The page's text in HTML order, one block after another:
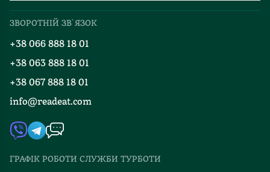
Добірки
Блог
Події
Книгарні
Контакти
Автори
Видавництва
Відгуки та оцінка RDT
ЗВОРОТНІЙ ЗВ`ЯЗОК
+38 066 888 18 01
+38 063 888 18 01
+38 067 888 18 01
info@readeat.com
ГРАФІК РОБОТИ СЛУЖБИ ТУРБОТИ